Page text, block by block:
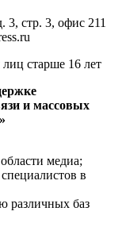
3, стр. 3, офис 211
старше 16 лет
и массовых
медиа;
в
различных баз